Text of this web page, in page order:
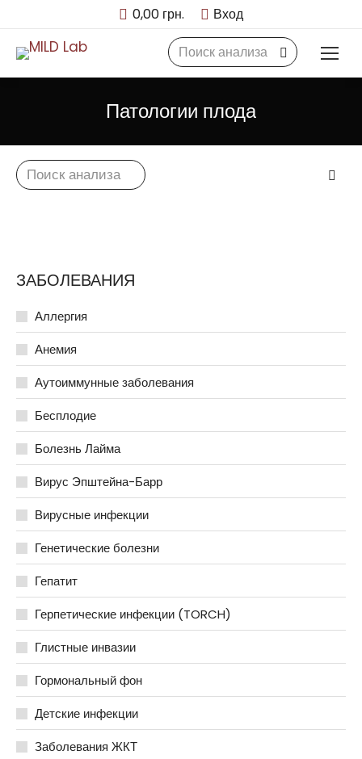
0,00 грн. Вход
Search:
Патологии плода
Search:
ЗАБОЛЕВАНИЯ
Аллергия
Анемия
Аутоиммунные заболевания
Бесплодие
Болезнь Лайма
Вирус Эпштейна-Барр
Вирусные инфекции
Генетические болезни
Гепатит
Герпетические инфекции (TORCH)
Глистные инвазии
Гормональный фон
Детские инфекции
Заболевания ЖКТ